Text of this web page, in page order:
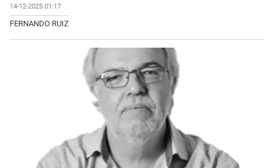
14-12-2025 01:17
FERNANDO RUIZ